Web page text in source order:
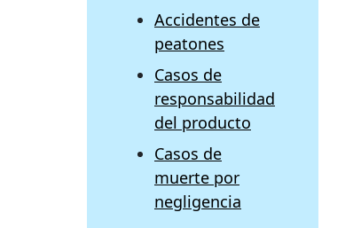
Accidentes de
peatones
Casos de
responsabilidad
del producto
Casos de
muerte por
negligencia